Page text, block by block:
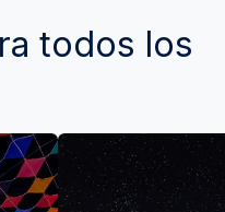
todos los